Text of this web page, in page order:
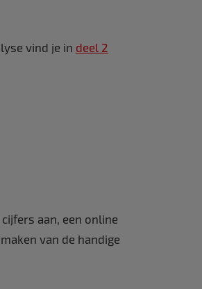
vind je in deel 2
aan, een online
van de handige